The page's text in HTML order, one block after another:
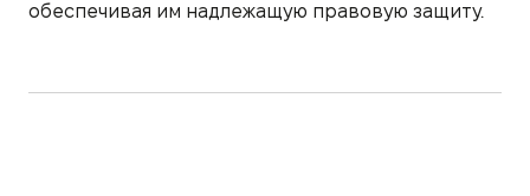
обеспечивая им надлежащую правовую защиту.